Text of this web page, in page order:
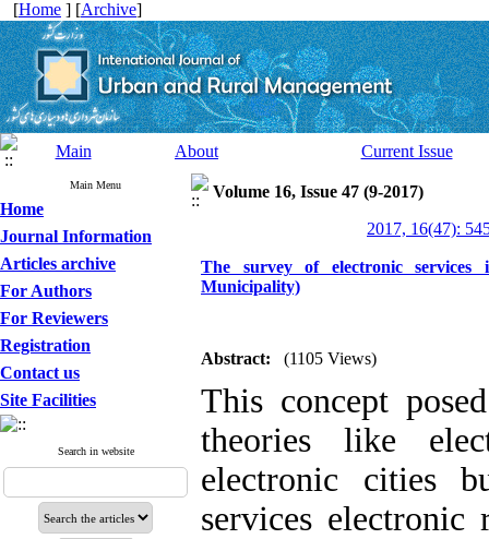
[Home ] [Archive]
Main About Current Issue
Main Menu
Home
Journal Information
Articles archive
For Authors
For Reviewers
Registration
Contact us
Site Facilities
Search in website
Volume 16, Issue 47 (9-2017)
2017, 16(47):
The survey of electronic services
Municipality)
Abstract: (1105 Views)
This concept
theories like
electronic cities
services electronic